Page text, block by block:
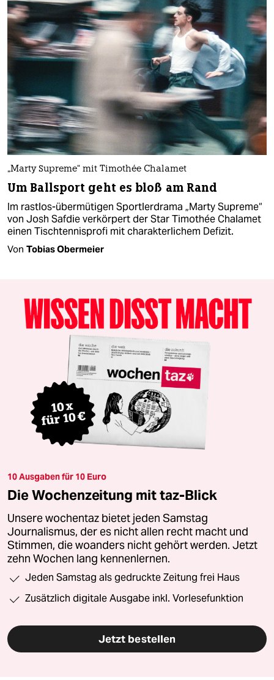
„Marty Supreme“ mit Timothée Chalamet
Um Ballsport geht es bloß am Rand
Im rastlos-übermütigen Sportlerdrama „Marty Supreme“
von Josh Safdie verkörpert der Star Timothée Chalamet
einen Tischtennisprofi mit charakterlichem Defizit.
Von Tobias Obermeier
10 Ausgaben für 10 Euro
Die Wochenzeitung mit taz-Blick
Unsere wochentaz bietet jeden Samstag
Journalismus, der es nicht allen recht macht und
Stimmen, die woanders nicht gehört werden. Jetzt
zehn Wochen lang kennenlernen.
Jeden Samstag als gedruckte Zeitung frei Haus
Zusätzlich digitale Ausgabe inkl. Vorlesefunktion
Jetzt bestellen